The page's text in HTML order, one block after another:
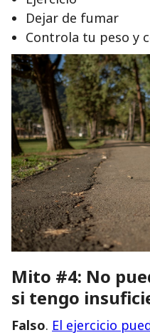
Dejar de fumar
Controla tu peso y
Mito #4: No
si tengo
Falso. El ejercicio